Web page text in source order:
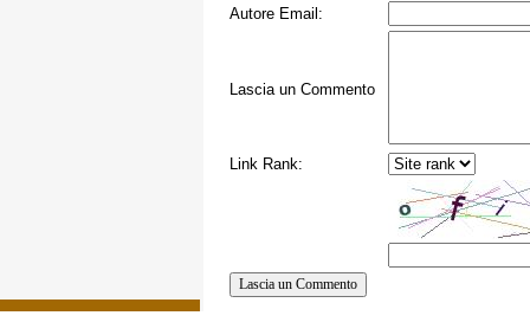
Autore Email:
Lascia un Commento
Link Rank: